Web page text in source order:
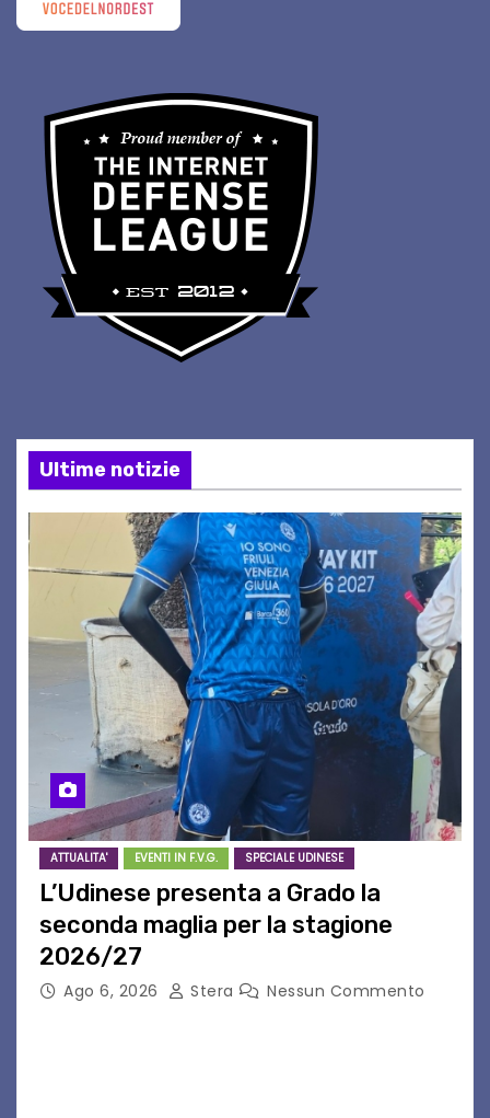
Ultime notizie
ATTUALITA' EVENTI IN F.V.G. SPECIALE UDINESE
L’Udinese presenta a Grado la
seconda maglia per la stagione
2026/27
Ago 6, 2026 Stera Nessun Commento